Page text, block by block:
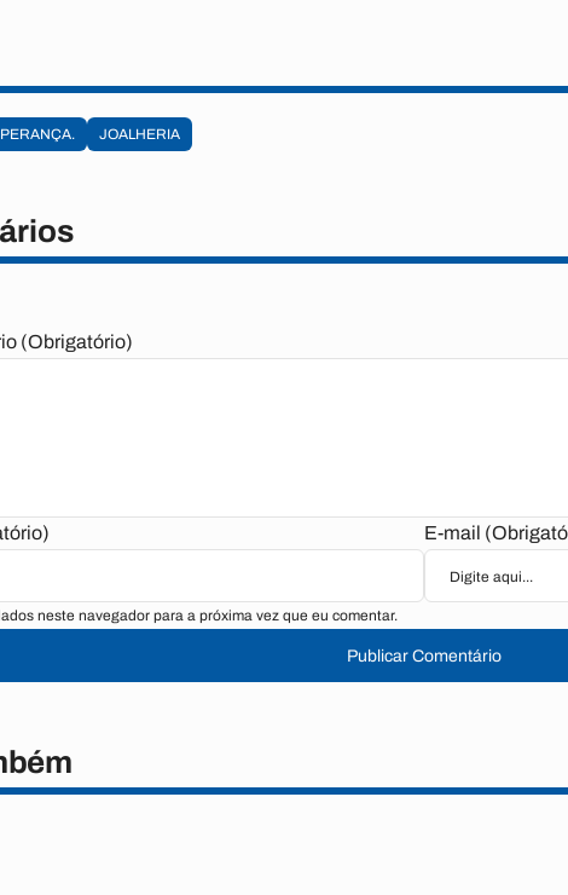
JOALHERIA
(Obrigatório)
E-mail
neste navegador para a próxima vez que eu comentar.
Publicar Comentário